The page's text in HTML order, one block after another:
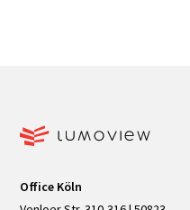
Office Köln